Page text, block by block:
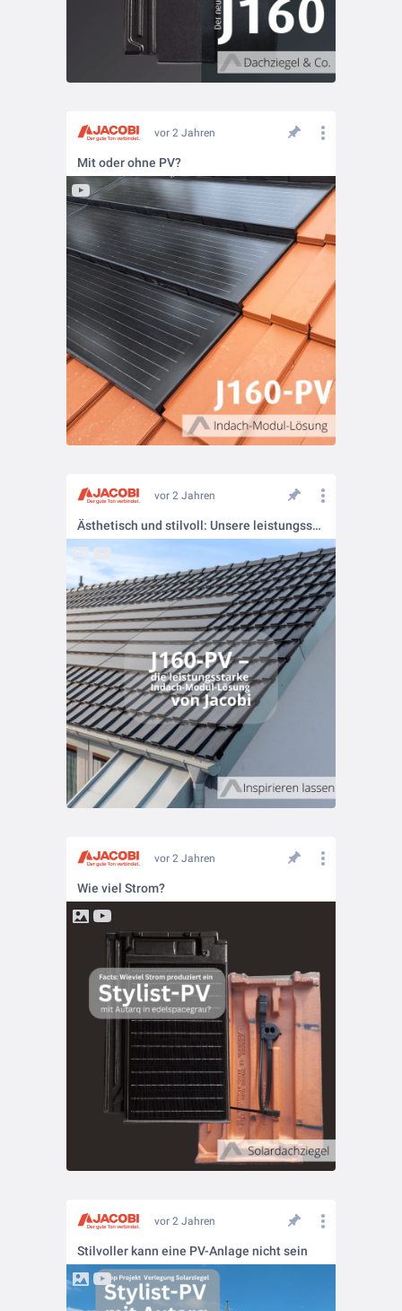
vor 2 Jahren
Mit oder ohne PV?
vor 2 Jahren
Ästhetisch und stilvoll: Unsere leistungsstarke Indach-Modul-Lösung
vor 2 Jahren
Wie viel Strom?
vor 2 Jahren
Stilvoller kann eine PV-Anlage nicht sein